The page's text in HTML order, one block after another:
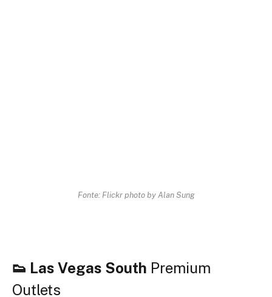
Fonte: Flickr photo by Alan Sung
👟 Las Vegas South Premium
Outlets